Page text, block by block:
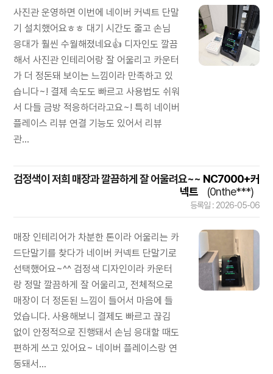
사진관 운영하면 이번에 네이버 커넥트 단말
기 설치했어요ㅎㅎ 대기 시간도 줄고 손님
응대가 훨씬 수월해졌네요👍 디자인도 깔끔
해서 사진관 인테리어랑 잘 어울리고 카운터
가 더 정돈돼 보이는 느낌이라 만족하고 있
습니다~! 결제 속도도 빠르고 사용법도 쉬워
서 다들 금방 적응하더라고요~! 특히 네이버
플레이스 리뷰 연결 기능도 있어서 리뷰
관...
검정색이 저희 매장과 깔끔하게 잘 어울려요~~ NC7000+커
넥트
(0nthe***)
등록일 : 2026-05-06
매장 인테리어가 차분한 톤이라 어울리는 카
드단말기를 찾다가 네이버 커넥트 단말기로
선택했어요~^^ 검정색 디자인이라 카운터
랑 정말 깔끔하게 잘 어울리고, 전체적으로
매장이 더 정돈된 느낌이 들어서 마음에 들
었습니다. 사용해보니 결제도 빠르고 끊김
없이 안정적으로 진행돼서 손님 응대할 때도
편하게 쓰고 있어요~ 네이버 플레이스랑 연
동돼서...